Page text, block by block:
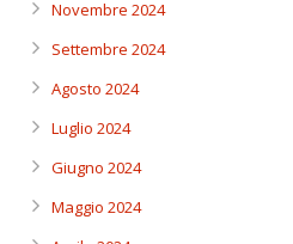
Novembre 2024
Settembre 2024
Agosto 2024
Luglio 2024
Giugno 2024
Maggio 2024